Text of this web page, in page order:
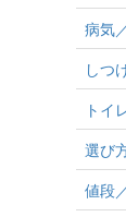
病気
しつ
トイ
選び
値段